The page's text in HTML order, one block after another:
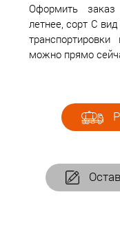
Оформить
летнее, сорт С
можно прямо